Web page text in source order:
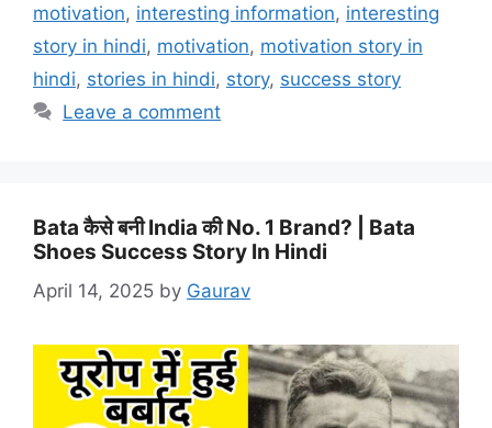
motivation, interesting information, interesting
story in hindi, motivation, motivation story in
hindi, stories in hindi, story, success story
Leave a comment
Bata कैसे बनी India की No. 1 Brand? | Bata
Shoes Success Story In Hindi
April 14, 2025 by Gaurav